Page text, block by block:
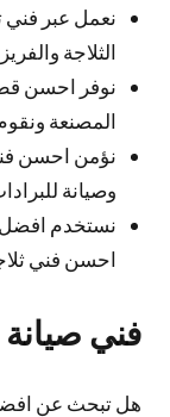
نعمل عبر
الثلاجة
نوفر احسن
المصنعة
نؤمن احسن
وصيانة
نستخدم افضل
احسن فني
فني صيانة
هل تبحث عن